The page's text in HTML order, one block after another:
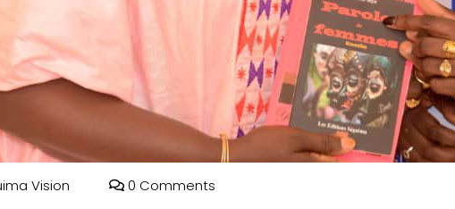
Vision 0 Comments